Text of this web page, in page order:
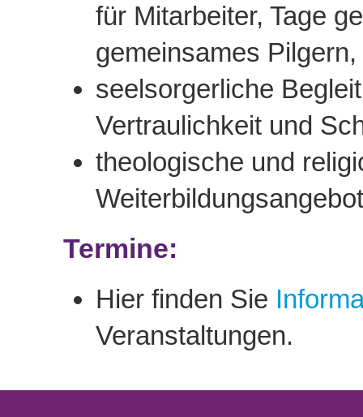
für Mitarbeiter, Tage
gemeinsames
seelsorgerliche
Vertraulichkeit und
theologische und
Termine:
Hier finden Sie
Veranstaltungen.